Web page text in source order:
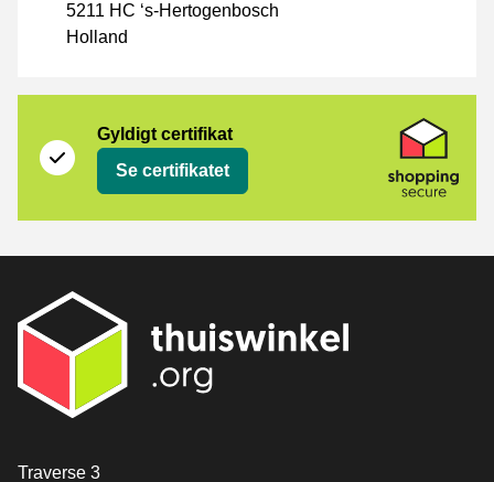
5211 HC ‘s-Hertogenbosch
Holland
Gyldigt certifikat
Se certifikatet
[_General:Contact]
Traverse 3